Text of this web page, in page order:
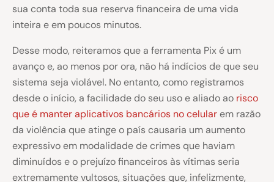
sua conta toda sua reserva financeira de uma vida
inteira e em poucos minutos.
Desse modo, reiteramos que a ferramenta Pix é um
avanço e, ao menos por ora, não há indícios de que seu
sistema seja violável. No entanto, como registramos
desde o início, a facilidade do seu uso e aliado ao risco
que é manter aplicativos bancários no celularem razão
da violência que atinge o país causaria um aumento
expressivo em modalidade de crimes que haviam
diminuídos e o prejuízo financeiros às vítimas seria
extremamente vultosos, situações que, infelizmente,